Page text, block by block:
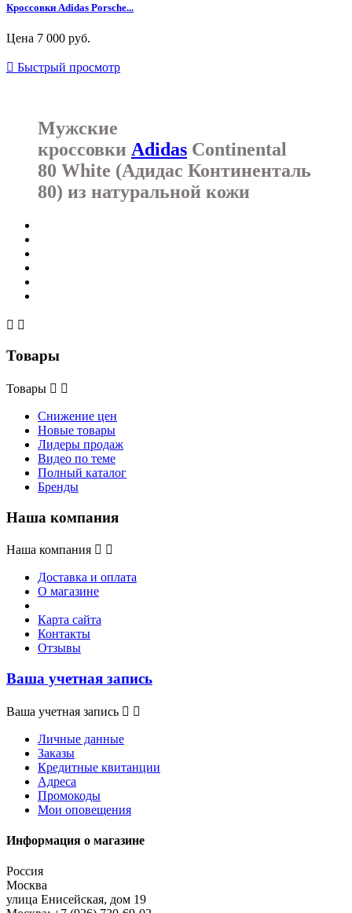
Кроссовки Adidas Porsche...
Цена 7 000 руб.
 Быстрый просмотр
Мужские
кроссовки Adidas Continental
80 White (Адидас Континенталь
80) из натуральной кожи
 
Товары
Товары  
Снижение цен
Новые товары
Лидеры продаж
Видео по теме
Полный каталог
Бренды
Наша компания
Наша компания  
Доставка и оплата
О магазине
Карта сайта
Контакты
Отзывы
Ваша учетная запись
Ваша учетная запись  
Личные данные
Заказы
Кредитные квитанции
Адреса
Промокоды
Мои оповещения
Информация о магазине
Россия
Москва
улица Енисейская, дом 19